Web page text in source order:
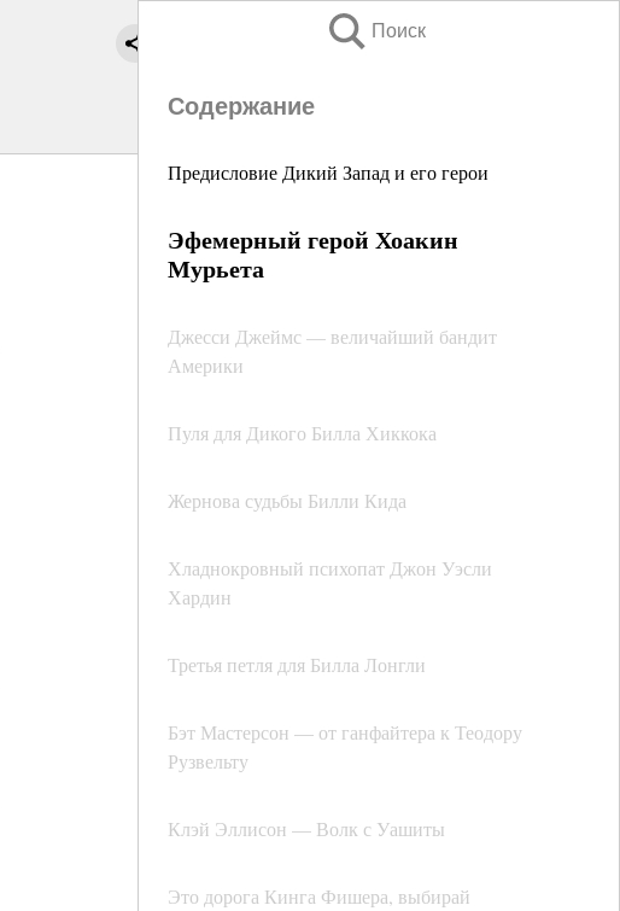
Поиск
Содержание
Предисловие Дикий Запад и его герои
Эфемерный герой Хоакин
Мурьета
Джесси Джеймс — величайший бандит
Америки
Пуля для Дикого Билла Хиккока
Жернова судьбы Билли Кида
Хладнокровный психопат Джон Уэсли
Хардин
Третья петля для Билла Лонгли
Бэт Мастерсон — от ганфайтера к Теодору
Рузвельту
Клэй Эллисон — Волк с Уашиты
Это дорога Кинга Фишера, выбирай